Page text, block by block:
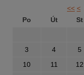
<< <
Po
Út St
3
4 5
10
11 12